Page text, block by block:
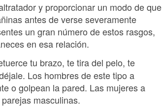
y proporcionar un modo de que
antes de verse severamente
un gran número de estos rasgos,
en esa relación.
tu brazo, te tira del pelo, te
Los hombres de este tipo a
o golpean la pared. Las mujeres a
masculinas.